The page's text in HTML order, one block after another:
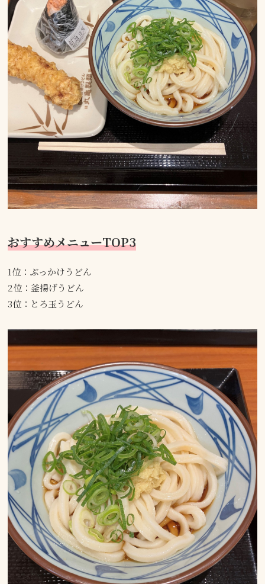
おすすめメニューTOP3
1位：ぶっかけうどん
2位：釜揚げうどん
3位：とろ玉うどん